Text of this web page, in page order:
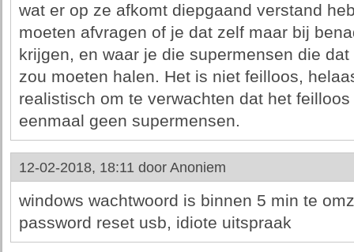
wat er op ze afkomt diepgaand verstand
moeten afvragen of je dat zelf maar bij
krijgen, en waar je die supermensen die
zou moeten halen. Het is niet feilloos,
realistisch om te verwachten dat het
eenmaal geen supermensen.
12-02-2018, 18:11 door Anoniem
windows wachtwoord is binnen 5 min te
password reset usb, idiote uitspraak